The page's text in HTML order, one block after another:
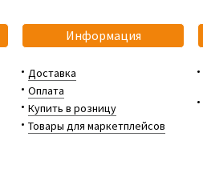
Информация
Доставка
Оплата
Купить в розницу
Товары для маркетплейсов